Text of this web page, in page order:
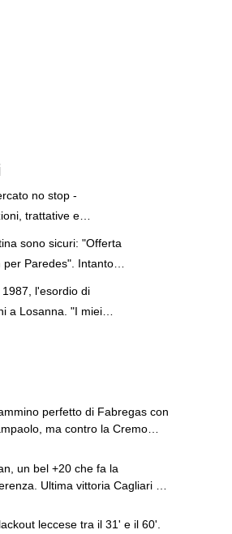
no stop -
trattative e
del 7 agosto
sono sicuri: "Offerta
per Paredes". Intanto
l'esordio di
a Losanna. "I miei
perfetto di Fabregas con
ma contro la Cremo
un bel +20 che fa la
Ultima vittoria Cagliari nel
leccese tra il 31' e il 60'.